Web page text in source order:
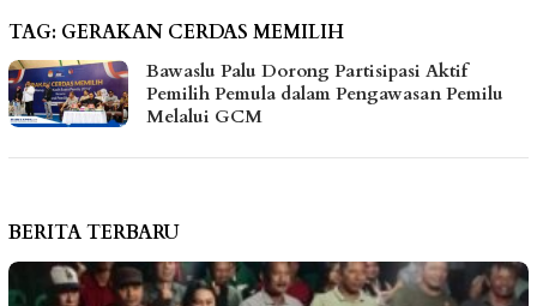
TAG: GERAKAN CERDAS MEMILIH
Bawaslu Palu Dorong Partisipasi Aktif
Pemilih Pemula dalam Pengawasan Pemilu
Melalui GCM
BERITA TERBARU